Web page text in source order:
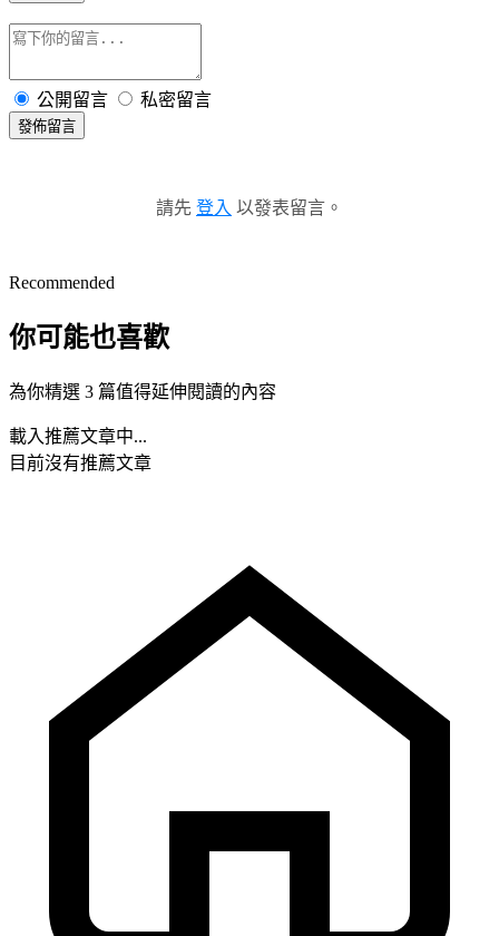
公開留言 私密留言
發佈留言
請先 登入 以發表留言。
Recommended
你可能也喜歡
為你精選 3 篇值得延伸閱讀的內容
載入推薦文章中...
目前沒有推薦文章